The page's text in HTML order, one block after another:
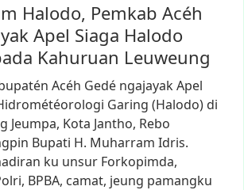
Halodo, Pemkab Acéh
Apel Siaga Halodo
Kahuruan Leuweung
Acéh Gedé ngajayakApel
Garing (Halodo) di
Jeumpa, Kota Jantho, Rebo
Bupati H. Muharram Idris.
ku unsur Forkopimda,
BPBA, camat, jeung pamangku